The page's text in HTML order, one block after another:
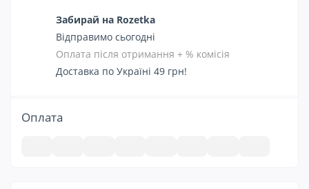
Забирай на Rozetka
Відправимо сьогодні
Оплата після отримання + % комісія
Доставка по Україні 49 грн!
Оплата